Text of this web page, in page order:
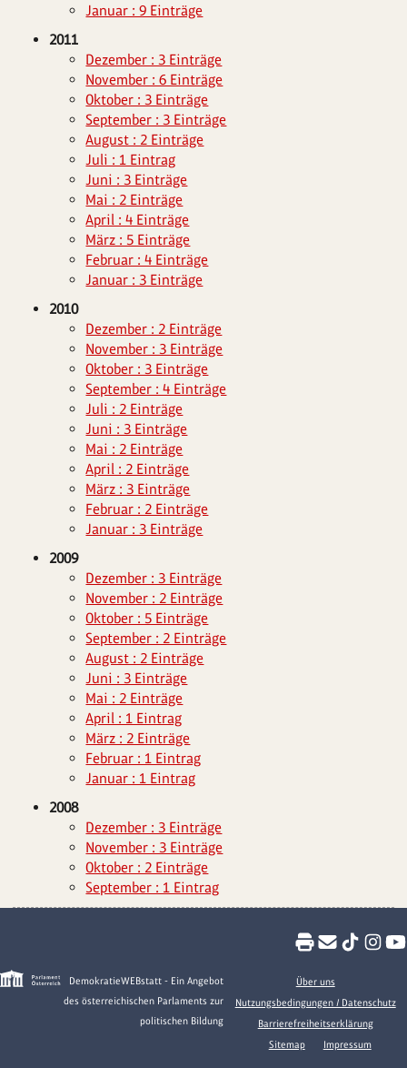
Januar : 9 Einträge
2011
Dezember : 3 Einträge
November : 6 Einträge
Oktober : 3 Einträge
September : 3 Einträge
August : 2 Einträge
Juli : 1 Eintrag
Juni : 3 Einträge
Mai : 2 Einträge
April : 4 Einträge
März : 5 Einträge
Februar : 4 Einträge
Januar : 3 Einträge
2010
Dezember : 2 Einträge
November : 3 Einträge
Oktober : 3 Einträge
September : 4 Einträge
Juli : 2 Einträge
Juni : 3 Einträge
Mai : 2 Einträge
April : 2 Einträge
März : 3 Einträge
Februar : 2 Einträge
Januar : 3 Einträge
2009
Dezember : 3 Einträge
November : 2 Einträge
Oktober : 5 Einträge
September : 2 Einträge
August : 2 Einträge
Juni : 3 Einträge
Mai : 2 Einträge
April : 1 Eintrag
März : 2 Einträge
Februar : 1 Eintrag
Januar : 1 Eintrag
2008
Dezember : 3 Einträge
November : 3 Einträge
Oktober : 2 Einträge
September : 1 Eintrag
DemokratieWEBstatt - Ein Angebot
des österreichischen Parlaments zur
politischen Bildung
Über uns
Nutzungsbedingungen / Datenschutz
Barrierefreiheitserklärung
Sitemap
Impressum